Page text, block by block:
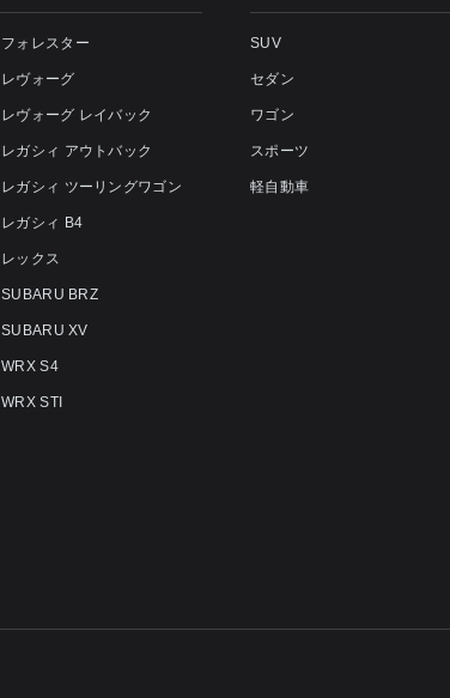
フォレスター
レヴォーグ
レヴォーグ レイバック
レガシィ アウトバック
レガシィ ツーリングワゴン
レガシィ B4
レックス
SUBARU BRZ
SUBARU XV
WRX S4
WRX STI
SUV
セダン
ワゴン
スポーツ
軽自動車